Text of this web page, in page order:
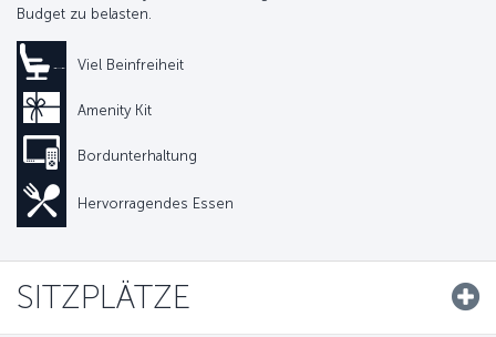
Budget zu belasten.
Viel Beinfreiheit
Amenity Kit
Bordunterhaltung
Hervorragendes Essen
SITZPLÄTZE